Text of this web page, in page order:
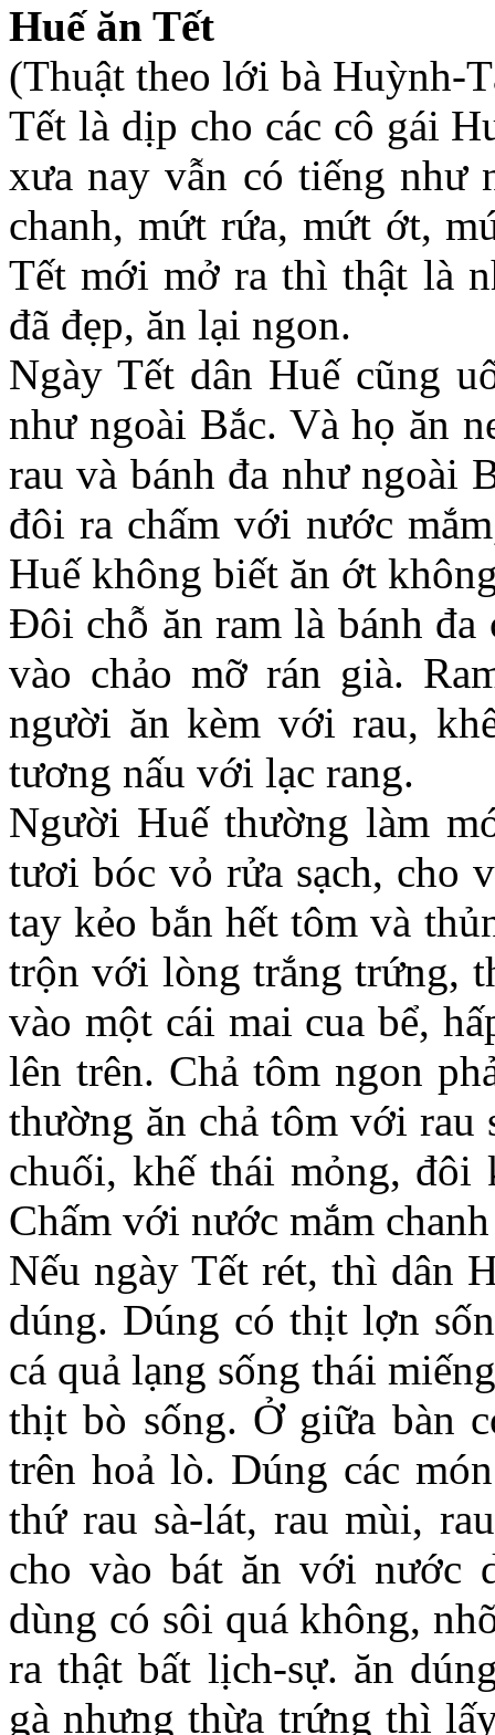
Huế ăn Tết
(Thuật theo lới bà Huỳnh-
Tết là dịp cho các cô gái
xưa nay vẫn có tiếng như
chanh, mứt rứa, mứt ớt,
Tết mới mở ra thì thật là
đã đẹp, ăn lại ngon.
Ngày Tết dân Huế cũng
như ngoài Bắc. Và họ ăn
rau và bánh đa như ngoài
đôi ra chấm với nước
Huế không biết ăn ớt
Đôi chỗ ăn ram là bánh
vào chảo mỡ rán già.
người ăn kèm với rau,
tương nấu với lạc rang.
Người Huế thường làm
tươi bóc vỏ rửa sạch, cho
tay kẻo bắn hết tôm và
trộn với lòng trắng trứng,
vào một cái mai cua bể,
lên trên. Chả tôm ngon
thường ăn chả tôm với rau
chuối, khế thái mỏng,
Chấm với nước mắm
Nếu ngày Tết rét, thì dân
dúng. Dúng có thịt lợn
cá quả lạng sống thái
thịt bò sống. Ở giữa bàn
trên hoả lò. Dúng các
thứ rau sà-lát, rau mùi,
cho vào bát ăn với nước
dùng có sôi quá không,
ra thật bất lịch-sự. ăn
gà nhưng thừa trứng thì